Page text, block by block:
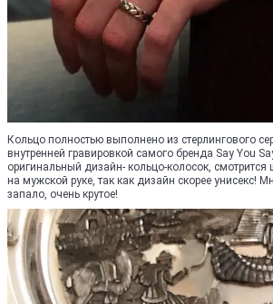
Кольцо полностью выполнено из стерлингового
внутренней гравировкой самого бренда Say You
оригинальный дизайн- кольцо-колосок,
на мужской руке, так как дизайн скорее унисекс!
запало, очень крутое!